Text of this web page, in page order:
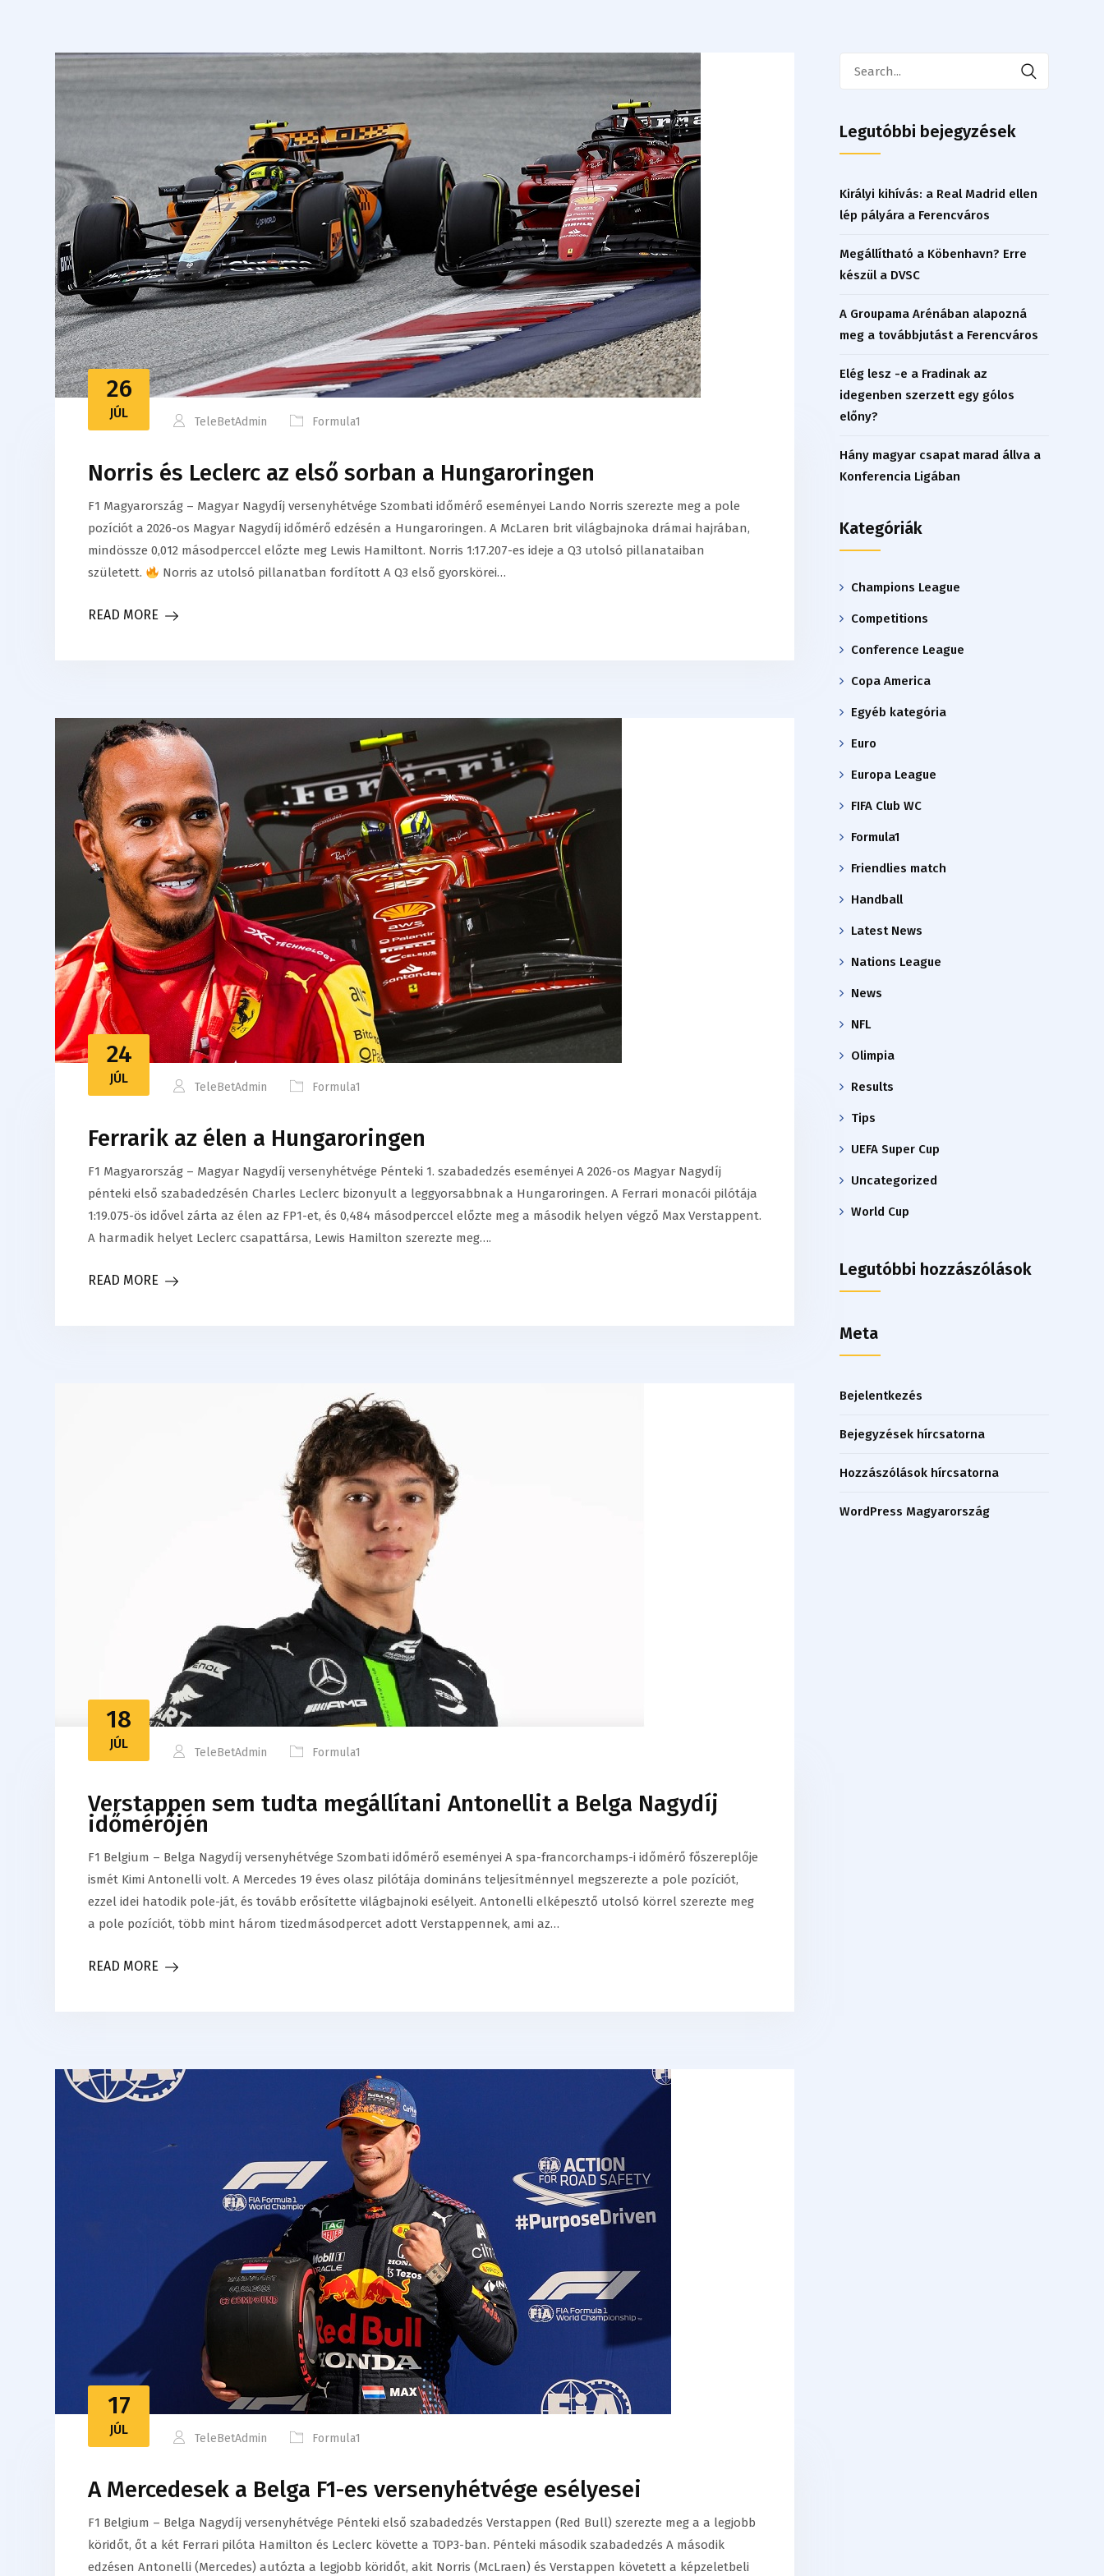
26
JÚL
TeleBetAdmin Formula1
Norris és Leclerc az első sorban a Hungaroringen
F1 Magyarország – Magyar Nagydíj versenyhétvége Szombati időmérő eseményei Lando Norris szerezte meg a pole
pozíciót a 2026-os Magyar Nagydíj időmérő edzésén a Hungaroringen. A McLaren brit világbajnoka drámai hajrában,
mindössze 0,012 másodperccel előzte meg Lewis Hamiltont. Norris 1:17.207-es ideje a Q3 utolsó pillanataiban
született.
Norris az utolsó pillanatban fordított A Q3 első gyorskörei…
READ MORE
24
JÚL
TeleBetAdmin Formula1
Ferrarik az élen a Hungaroringen
F1 Magyarország – Magyar Nagydíj versenyhétvége Pénteki 1. szabadedzés eseményei A 2026-os Magyar Nagydíj
pénteki első szabadedzésén Charles Leclerc bizonyult a leggyorsabbnak a Hungaroringen. A Ferrari monacói pilótája
1:19.075-ös idővel zárta az élen az FP1-et, és 0,484 másodperccel előzte meg a második helyen végző Max Verstappent.
A harmadik helyet Leclerc csapattársa, Lewis Hamilton szerezte meg….
READ MORE
18
JÚL
TeleBetAdmin Formula1
Verstappen sem tudta megállítani Antonellit a Belga Nagydíj
időmérőjén
F1 Belgium – Belga Nagydíj versenyhétvége Szombati időmérő eseményei A spa-francorchamps-i időmérő főszereplője
ismét Kimi Antonelli volt. A Mercedes 19 éves olasz pilótája domináns teljesítménnyel megszerezte a pole pozíciót,
ezzel idei hatodik pole-ját, és tovább erősítette világbajnoki esélyeit. Antonelli elképesztő utolsó körrel szerezte meg
a pole pozíciót, több mint három tizedmásodpercet adott Verstappennek, ami az…
READ MORE
17
JÚL
TeleBetAdmin Formula1
A Mercedesek a Belga F1-es versenyhétvége esélyesei
F1 Belgium – Belga Nagydíj versenyhétvége Pénteki első szabadedzés Verstappen (Red Bull) szerezte meg a a legjobb
köridőt, őt a két Ferrari pilóta Hamilton és Leclerc követte a TOP3-ban. Pénteki második szabadedzés A második
edzésen Antonelli (Mercedes) autózta a legjobb köridőt, akit Norris (McLraen) és Verstappen követett a képzeletbeli
Legutóbbi bejegyzések
Királyi kihívás: a Real Madrid ellen
lép pályára a Ferencváros
Megállítható a Köbenhavn? Erre
készül a DVSC
A Groupama Arénában alapozná
meg a továbbjutást a Ferencváros
Elég lesz -e a Fradinak az
idegenben szerzett egy gólos
előny?
Hány magyar csapat marad állva a
Konferencia Ligában
Kategóriák
Champions League
Competitions
Conference League
Copa America
Egyéb kategória
Euro
Europa League
FIFA Club WC
Formula1
Friendlies match
Handball
Latest News
Nations League
News
NFL
Olimpia
Results
Tips
UEFA Super Cup
Uncategorized
World Cup
Legutóbbi hozzászólások
Meta
Bejelentkezés
Bejegyzések hírcsatorna
Hozzászólások hírcsatorna
WordPress Magyarország